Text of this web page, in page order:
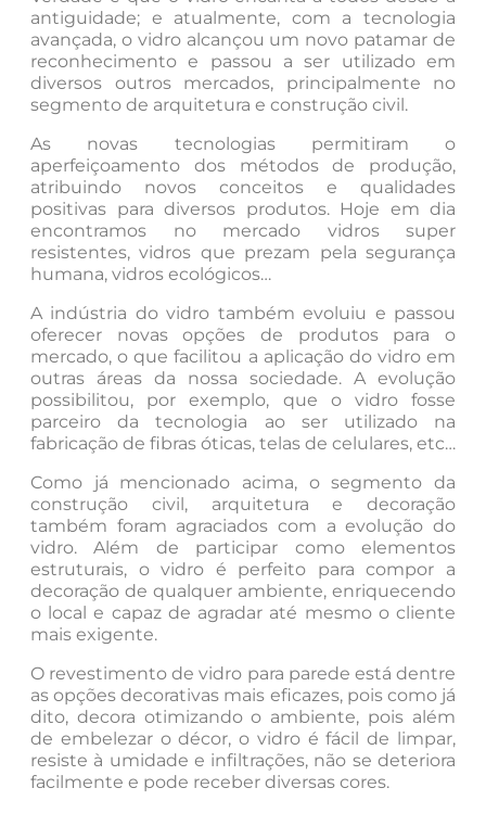
antiguidade; e atualmente, com a tecnologia
avançada, o vidro alcançou um novo patamar de
reconhecimento e passou a ser utilizado em
diversos outros mercados, principalmente no
segmento de arquitetura e construção civil.
As novas tecnologias permitiram o
aperfeiçoamento dos métodos de produção,
atribuindo novos conceitos e qualidades
positivas para diversos produtos. Hoje em dia
encontramos no mercado vidros super
resistentes, vidros que prezam pela segurança
humana, vidros ecológicos…
A indústria do vidro também evoluiu e passou
oferecer novas opções de produtos para o
mercado, o que facilitou a aplicação do vidro em
outras áreas da nossa sociedade. A evolução
possibilitou, por exemplo, que o vidro fosse
parceiro da tecnologia ao ser utilizado na
fabricação de fibras óticas, telas de celulares, etc…
Como já mencionado acima, o segmento da
construção civil, arquitetura e decoração
também foram agraciados com a evolução do
vidro. Além de participar como elementos
estruturais, o vidro é perfeito para compor a
decoração de qualquer ambiente, enriquecendo
o local e capaz de agradar até mesmo o cliente
mais exigente.
O revestimento de vidro para parede está dentre
as opções decorativas mais eficazes, pois como já
dito, decora otimizando o ambiente, pois além
de embelezar o décor, o vidro é fácil de limpar,
resiste à umidade e infiltrações, não se deteriora
facilmente e pode receber diversas cores.